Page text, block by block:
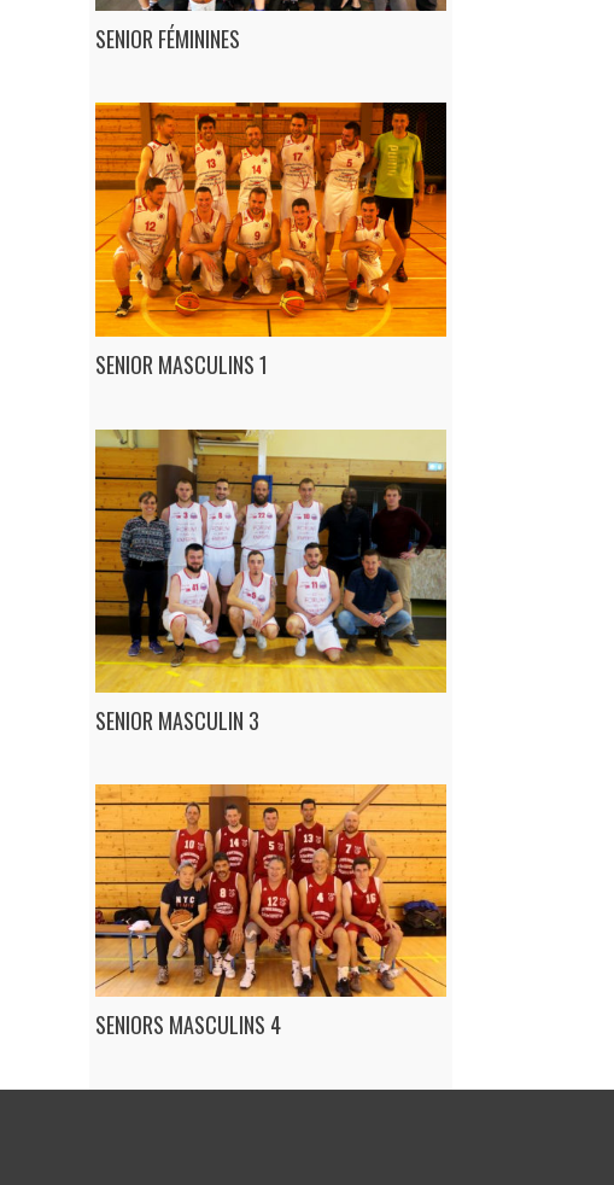
SENIOR FÉMININES
SENIOR MASCULINS 1
SENIOR MASCULIN 3
SENIORS MASCULINS 4